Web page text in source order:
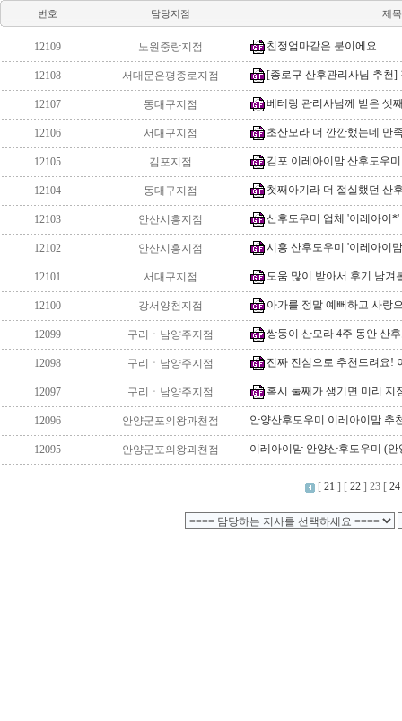
번호 담당지점 제목
12109 노원중랑지점 친정엄마같은 분이에요
12108 서대문은평종로지점 [종로구 산후관리사님 추천]
12107 동대구지점 베테랑 관리사님께 받은 셋
12106 서대구지점 초산모라 더 깐깐했는데 만
12105 김포지점 김포 이레아이맘 산후도우
12104 동대구지점 첫째아기라 더 절실했던 산
12103 안산시흥지점 산후도우미 업체 '이레아이*'
12102 안산시흥지점 시흥 산후도우미 '이레아이
12101 서대구지점 도움 많이 받아서 후기 남겨
12100 강서양천지점 아가를 정말 예뻐하고 사랑
12099 구리ㆍ남양주지점 쌍둥이 산모라 4주 동안 산
12098 구리ㆍ남양주지점 진짜 진심으로 추천드려요!
12097 구리ㆍ남양주지점 혹시 둘째가 생기면 미리
12096 안양군포의왕과천점 안양산후도우미 이레아이맘 추
12095 안양군포의왕과천점 이레아이맘 안양산후도우미 (
[ 21 ] [ 22] 23[ 24